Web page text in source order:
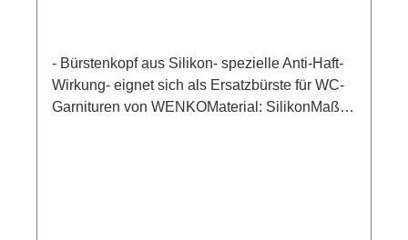
- Bürstenkopf aus Silikon- spezielle Anti-Haft-
Wirkung- eignet sich als Ersatzbürste für WC-
Garnituren von WENKOMaterial: SilikonMaße